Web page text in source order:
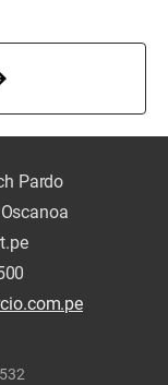
Pardo